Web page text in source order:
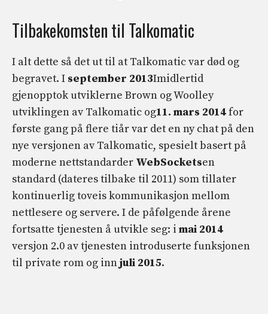
Tilbakekomsten til Talkomatic
I alt dette så det ut til at Talkomatic var død og
begravet. I september 2013Imidlertid
gjenopptok utviklerne Brown og Woolley
utviklingen av Talkomatic og11. mars 2014for
første gang på flere tiår var det en ny chat på den
nye versjonen av Talkomatic, spesielt basert på
moderne nettstandarder WebSocketsen
standard (dateres tilbake til 2011) som tillater
kontinuerlig toveis kommunikasjon mellom
nettlesere og servere. I de påfølgende årene
fortsatte tjenesten å utvikle seg: i mai 2014
versjon 2.0 av tjenesten introduserte funksjonen
til private rom og innjuli 2015.